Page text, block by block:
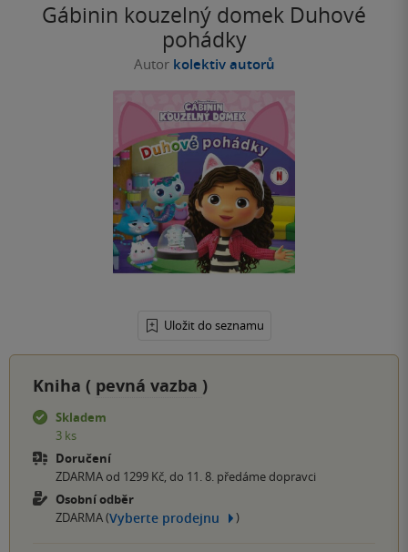
Gábinin kouzelný domek Duhové
pohádky
Autor kolektiv autorů
Uložit do seznamu
Kniha ( pevná vazba )
Skladem
3 ks
Doručení
ZDARMA od 1299 Kč, do 11. 8. předáme dopravci
Osobní odběr
ZDARMA (Vyberte prodejnu )